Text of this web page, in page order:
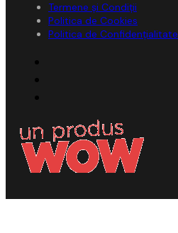
Termene și Condiții
Politica de Cookies
Politica de Confidențialitate